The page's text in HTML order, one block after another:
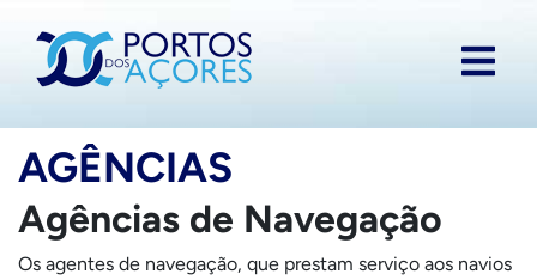
AGÊNCIAS
Agências de Navegação
Os agentes de navegação, que prestam serviço aos navios